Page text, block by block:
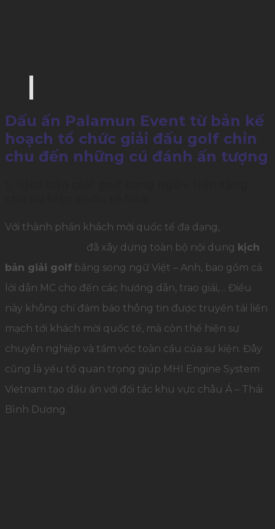
Dấu ấn Palamun Event từ bản kế
hoạch tổ chức giải đấu golf chỉn
chu đến những cú đánh ấn tượng
Với thành phần khách mời quốc tế đa dạng,
đã xây dựng toàn bộ nội dung kịch
bản giải golf bằng song ngữ Việt – Anh, bao gồm cả
lời dẫn MC cho đến các hướng dẫn, trao giải,… Điều
này không chỉ đảm bảo thông tin được truyền tải liền
mạch tới khách mời quốc tế, mà còn thể hiện sự
chuyên nghiệp và tầm vóc toàn cầu của sự kiện. Đây
cũng là yếu tố quan trọng giúp MHI Engine System
Vietnam tạo dấu ấn với đối tác khu vực châu Á – Thái
Bình Dương.